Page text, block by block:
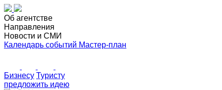
Об агентстве
Направления
Новости и СМИ
Календарь событий Мастер-план
Бизнесу Туристу
предложить идею